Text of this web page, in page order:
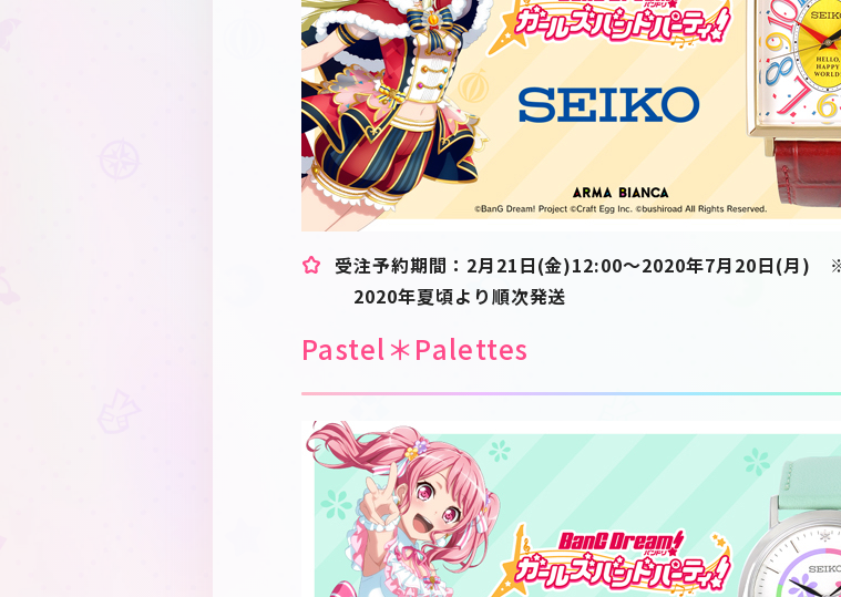
受注予約期間：2月21日(金)12:00～2020年7月20日(月)
2020年夏頃より順次発送
Pastel＊Palettes